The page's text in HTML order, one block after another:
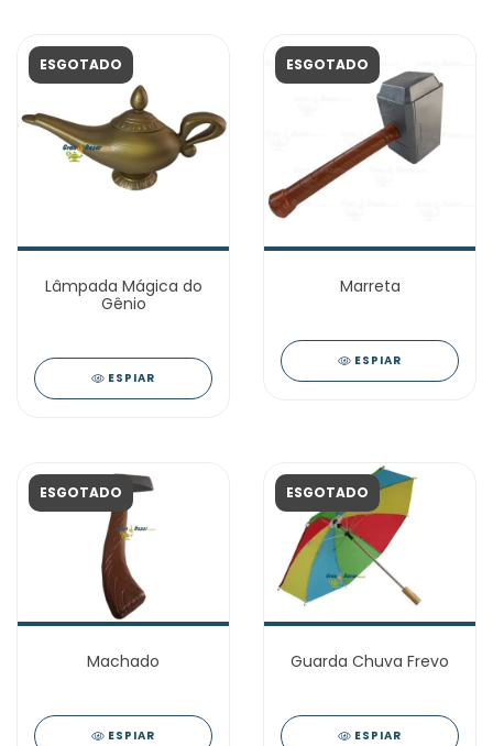
ESGOTADO
Lâmpada Mágica do
Gênio
ESPIAR
ESGOTADO
Marreta
ESPIAR
ESGOTADO
Machado
ESPIAR
ESGOTADO
Guarda Chuva Frevo
ESPIAR